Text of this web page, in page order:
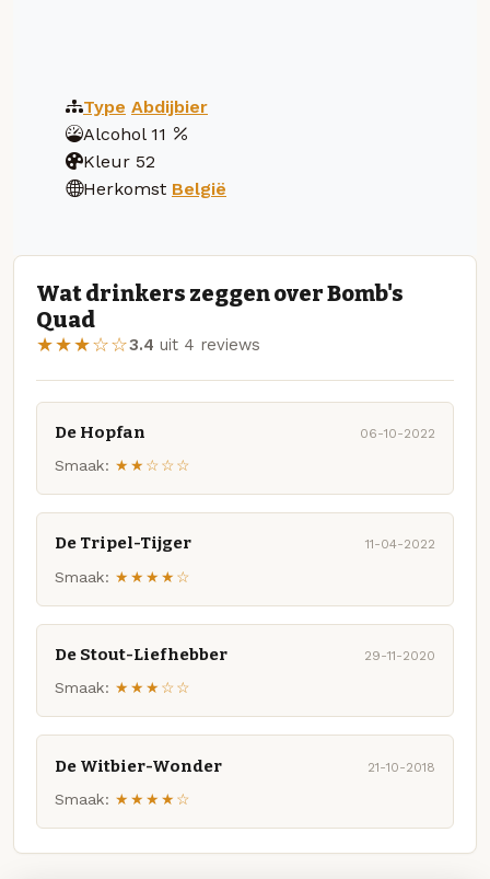
Type Abdijbier
Alcohol 11
Kleur 52
Herkomst België
Wat drinkers zeggen over Bomb's
Quad
★★★☆☆3.4 uit 4 reviews
De Hopfan 06-10-2022
Smaak: ★★☆☆☆
De Tripel-Tijger 11-04-2022
Smaak: ★★★★☆
De Stout-Liefhebber 29-11-2020
Smaak: ★★★☆☆
De Witbier-Wonder 21-10-2018
Smaak: ★★★★☆